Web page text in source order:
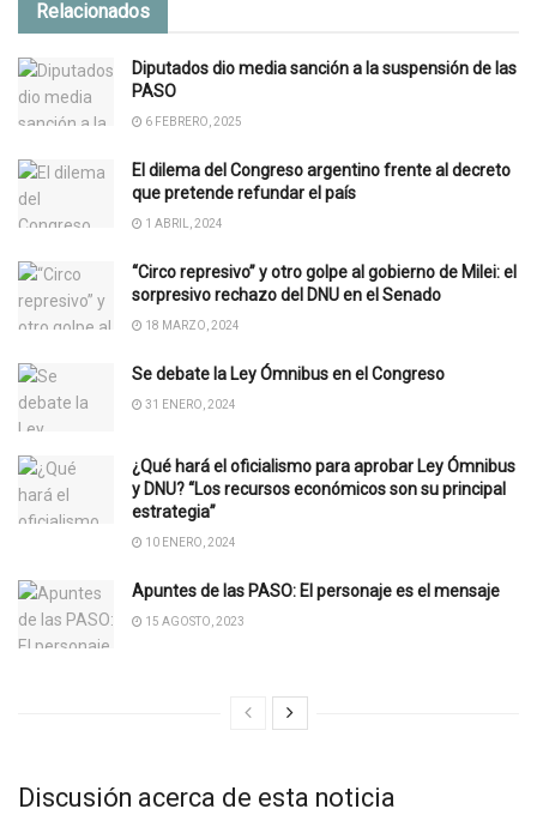
Relacionados
Diputados dio media sanción a la suspensión de las
PASO
6 FEBRERO, 2025
El dilema del Congreso argentino frente al decreto
que pretende refundar el país
1 ABRIL, 2024
“Circo represivo” y otro golpe al gobierno de Milei: el
sorpresivo rechazo del DNU en el Senado
18 MARZO, 2024
Se debate la Ley Ómnibus en el Congreso
31 ENERO, 2024
¿Qué hará el oficialismo para aprobar Ley Ómnibus
y DNU? “Los recursos económicos son su principal
estrategia”
10 ENERO, 2024
Apuntes de las PASO: El personaje es el mensaje
15 AGOSTO, 2023
Discusión acerca de esta noticia